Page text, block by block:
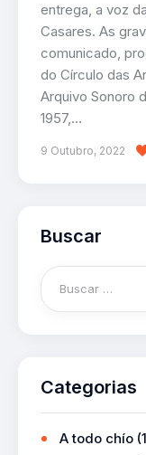
entrega, a voz
Casares. As
comunicado,
do Círculo das
Arquivo Sonoro
1957,…
9 Outubro, 2022
Buscar
Categorias
A todo chío